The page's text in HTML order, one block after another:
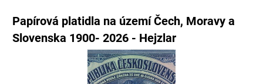
Papírová platidla na území Čech, Moravy a
Slovenska 1900- 2026 - Hejzlar